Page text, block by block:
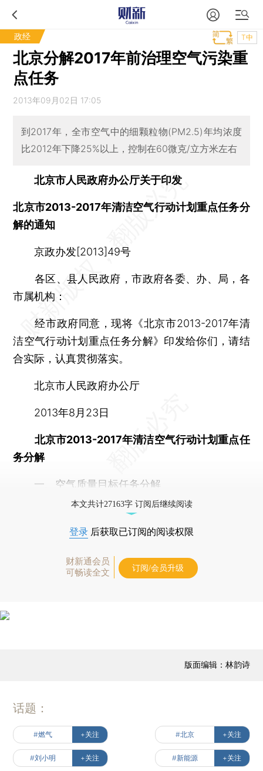
政经 T中
北京分解2017年前治理空气污染重
点任务
2013年09月02日 17:05
到2017年，全市空气中的细颗粒物(PM2.5)年均浓度
比2012年下降25%以上，控制在60微克/立方米左右
北京市人民政府办公厅关于印发
北京市2013-2017年清洁空气行动计划重点任务分
解的通知
京政办发[2013]49号
各区、县人民政府，市政府各委、办、局，各
市属机构：
经市政府同意，现将《北京市2013-2017年清
洁空气行动计划重点任务分解》印发给你们，请结
合实际，认真贯彻落实。
北京市人民政府办公厅
2013年8月23日
北京市2013-2017年清洁空气行动计划重点任
务分解
一、空气质量目标任务分解
本文共计27163字 订阅后继续阅读
登录 后获取已订阅的阅读权限
财新通会员
可畅读全文
订阅/会员升级
版面编辑：林韵诗
话题：
#燃气 +关注 #北京 +关注
#刘小明 +关注 #新能源 +关注